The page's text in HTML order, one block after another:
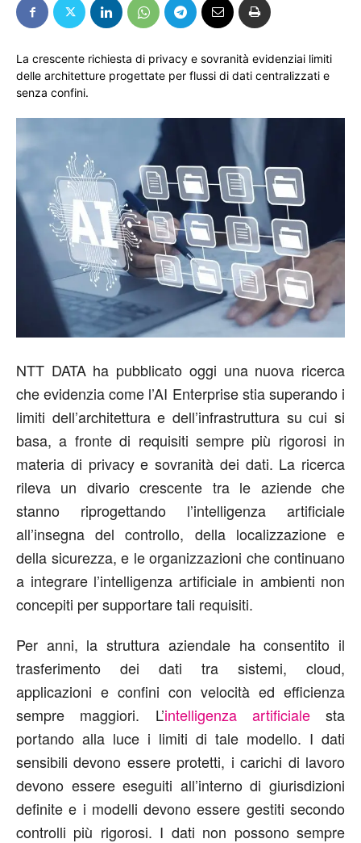
La crescente richiesta di privacy e sovranità evidenziai limiti
delle architetture progettate per flussi di dati centralizzati e
senza confini.
NTT DATA ha pubblicato oggi una nuova ricerca
che evidenzia come l’AI Enterprise stia superando i
limiti dell’architettura e dell’infrastruttura su cui si
basa, a fronte di requisiti sempre più rigorosi in
materia di privacy e sovranità dei dati. La ricerca
rileva un divario crescente tra le aziende che
stanno riprogettando l’intelligenza artificiale
all’insegna del controllo, della localizzazione e
della sicurezza, e le organizzazioni che continuano
a integrare l’intelligenza artificiale in ambienti non
concepiti per supportare tali requisiti.
Per anni, la struttura aziendale ha consentito il
trasferimento dei dati tra sistemi, cloud,
applicazioni e confini con velocità ed efficienza
sempre maggiori. L’intelligenza artificialesta
portando alla luce i limiti di tale modello. I dati
sensibili devono essere protetti, i carichi di lavoro
devono essere eseguiti all’interno di giurisdizioni
definite e i modelli devono essere gestiti secondo
controlli più rigorosi. I dati non possono sempre